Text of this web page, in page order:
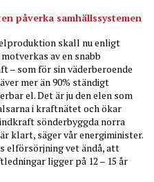
påverka samhällssystemen
skall nu enligt
av en snabb
– som för sin väderberoende
mer än 90% ständigt
el. Det är ju den elen som
i kraftnätet och ökar
sönderbyggda norra
klart, säger vår energiminister.
elförsörjning vet ändå, att
ligger på 12 – 15 år